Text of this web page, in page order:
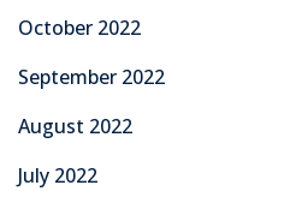
October 2022
September 2022
August 2022
July 2022